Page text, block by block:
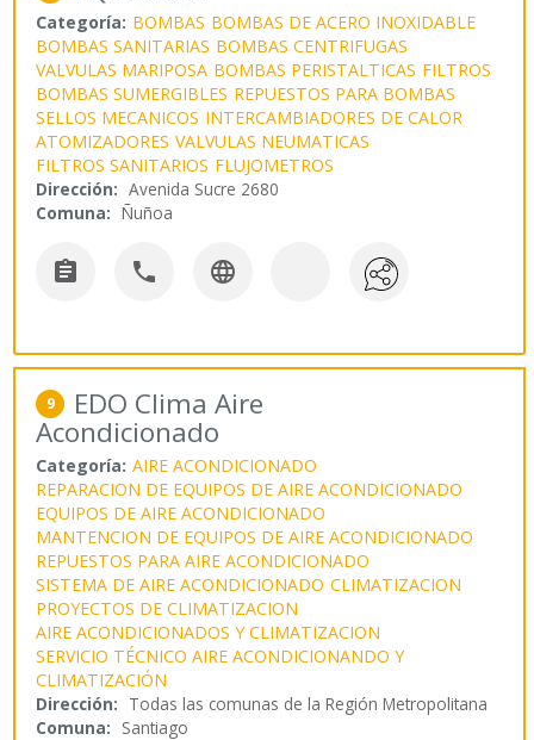
Categoría: BOMBAS BOMBAS DE ACERO INOXIDABLE
BOMBAS SANITARIAS BOMBAS CENTRIFUGAS
VALVULAS MARIPOSA BOMBAS PERISTALTICAS FILTROS
BOMBAS SUMERGIBLES REPUESTOS PARA BOMBAS
SELLOS MECANICOS INTERCAMBIADORES DE CALOR
ATOMIZADORES VALVULAS NEUMATICAS
FILTROS SANITARIOS FLUJOMETROS
Dirección: Avenida Sucre 2680
Comuna: Ñuñoa
  
9 EDO Clima Aire
Acondicionado
Categoría: AIRE ACONDICIONADO
REPARACION DE EQUIPOS DE AIRE ACONDICIONADO
EQUIPOS DE AIRE ACONDICIONADO
MANTENCION DE EQUIPOS DE AIRE ACONDICIONADO
REPUESTOS PARA AIRE ACONDICIONADO
SISTEMA DE AIRE ACONDICIONADO CLIMATIZACION
PROYECTOS DE CLIMATIZACION
AIRE ACONDICIONADOS Y CLIMATIZACION
SERVICIO TÉCNICO AIRE ACONDICIONANDO Y
CLIMATIZACIÓN
Dirección: Todas las comunas de la Región Metropolitana
Comuna: Santiago